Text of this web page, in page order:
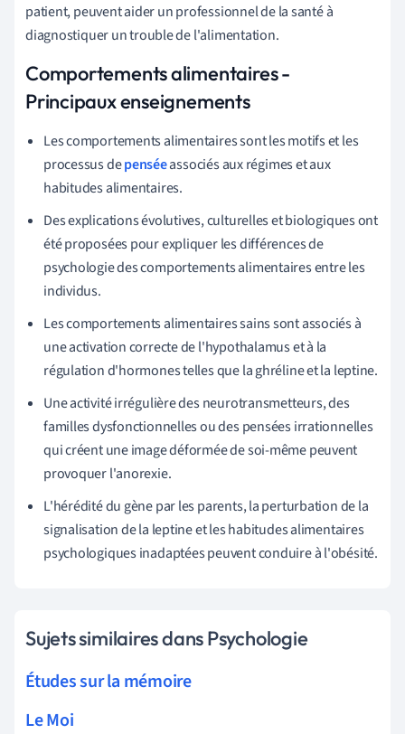
patient, peuvent aider un professionnel de la santé à
diagnostiquer un trouble de l'alimentation.
Comportements alimentaires -
Principaux enseignements
Les comportements alimentaires sont les motifs et les
processus depenséeassociés aux régimes et aux
habitudes alimentaires.
Des explications évolutives, culturelles et biologiques ont
été proposées pour expliquer les différences de
psychologie des comportements alimentaires entre les
individus.
Les comportements alimentaires sains sont associés à
une activation correcte de l'hypothalamus et à la
régulation d'hormones telles que la ghréline et la leptine.
Une activité irrégulière des neurotransmetteurs, des
familles dysfonctionnelles ou des pensées irrationnelles
qui créent une image déformée de soi-même peuvent
provoquer l'anorexie.
L'hérédité du gène par les parents, la perturbation de la
signalisation de la leptine et les habitudes alimentaires
psychologiques inadaptées peuvent conduire à l'obésité.
Sujets similaires dans Psychologie
Études sur la mémoire
Le Moi